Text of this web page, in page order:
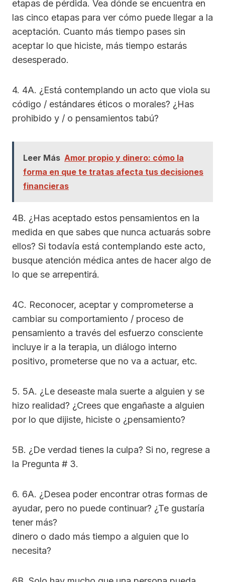
etapas de pérdida. Vea dónde se encuentra en
las cinco etapas para ver cómo puede llegar a la
aceptación. Cuanto más tiempo pases sin
aceptar lo que hiciste, más tiempo estarás
desesperado.
4. 4A. ¿Está contemplando un acto que viola su
código / estándares éticos o morales? ¿Has
prohibido y / o pensamientos tabú?
Leer Más Amor propio y dinero: cómo la
forma en que te tratas afecta tus decisiones
financieras
4B. ¿Has aceptado estos pensamientos en la
medida en que sabes que nunca actuarás sobre
ellos? Si todavía está contemplando este acto,
busque atención médica antes de hacer algo de
lo que se arrepentirá.
4C. Reconocer, aceptar y comprometerse a
cambiar su comportamiento / proceso de
pensamiento a través del esfuerzo consciente
incluye ir a la terapia, un diálogo interno
positivo, prometerse que no va a actuar, etc.
5. 5A. ¿Le deseaste mala suerte a alguien y se
hizo realidad? ¿Crees que engañaste a alguien
por lo que dijiste, hiciste o ¿pensamiento?
5B. ¿De verdad tienes la culpa? Si no, regrese a
la Pregunta # 3.
6. 6A. ¿Desea poder encontrar otras formas de
ayudar, pero no puede continuar? ¿Te gustaría
tener más?
dinero o dado más tiempo a alguien que lo
necesita?